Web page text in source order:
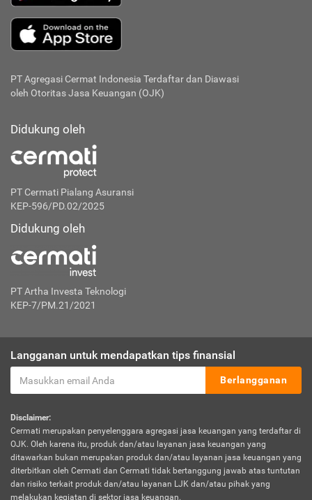
PT Agregasi Cermat Indonesia Terdaftar dan Diawasi
oleh Otoritas Jasa Keuangan (OJK)
Didukung oleh
PT Cermati Pialang Asuransi
KEP-596/PD.02/2025
Didukung oleh
PT Artha Investa Teknologi
KEP-7/PM.21/2021
Langganan untuk mendapatkan tips finansial
Berlangganan
Disclaimer:
Cermati merupakan penyelenggara agregasi jasa keuangan yang terdaftar di
OJK. Oleh karena itu, produk dan/atau layanan jasa keuangan yang
ditawarkan bukan merupakan produk dan/atau layanan jasa keuangan yang
diterbitkan oleh Cermati dan Cermati tidak bertanggung jawab atas tuntutan
dan risiko terkait produk dan/atau layanan LJK dan/atau pihak yang
melakukan kegiatan di sektor jasa keuangan.